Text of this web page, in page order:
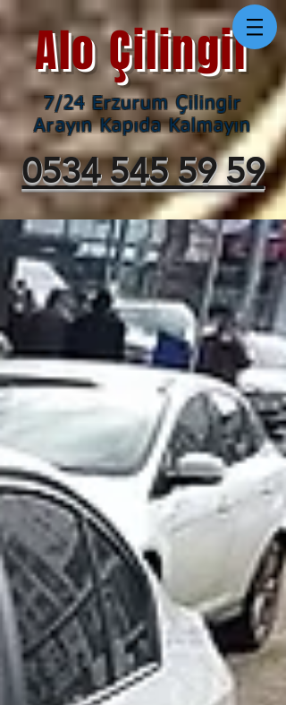
0534 545 59 59
Alo Çilingir
7/24 Erzurum Çilingir
Arayın Kapıda Kalmayın